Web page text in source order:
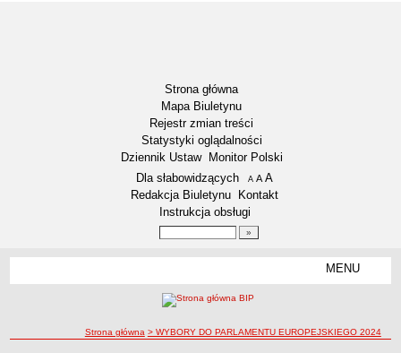
Strona główna
Mapa Biuletynu
Rejestr zmian treści
Statystyki oglądalności
Dziennik Ustaw
Monitor Polski
Menu dodatkowe
Dla słabowidzących A pomniejsz czcionkę
A standardowy rozmiar czcionki
A
Redakcja Biuletynu
Kontakt
Instrukcja obsługi
MENU
RODO – KLAUZULE INFORMACYJNE
NASZA GMINAścieżka nawigacji
Strona główna > WYBORY DO PARLAMENTU EUROPEJSKIEGO 2024